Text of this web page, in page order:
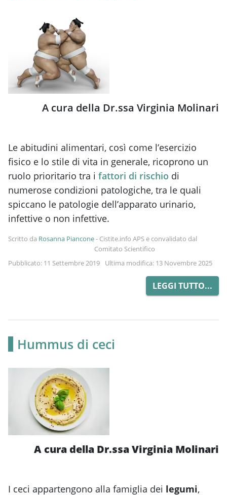
A cura della Dr.ssa Virginia Molinari
Le abitudini alimentari, così come l’esercizio
fisico e lo stile di vita in generale, ricoprono un
ruolo prioritario tra i fattori di rischio di
numerose condizioni patologiche, tra le quali
spiccano le patologie dell’apparato urinario,
infettive o non infettive.
Scritto da Rosanna Piancone- Cistite.info APS e convalidato dal
Comitato Scientifico
Pubblicato: 11 Settembre 2019
Ultima modifica: 13 Novembre 2025
LEGGI TUTTO...
Hummus di ceci
A cura della Dr.ssa Virginia Molinari
I ceci appartengono alla famiglia dei legumi,